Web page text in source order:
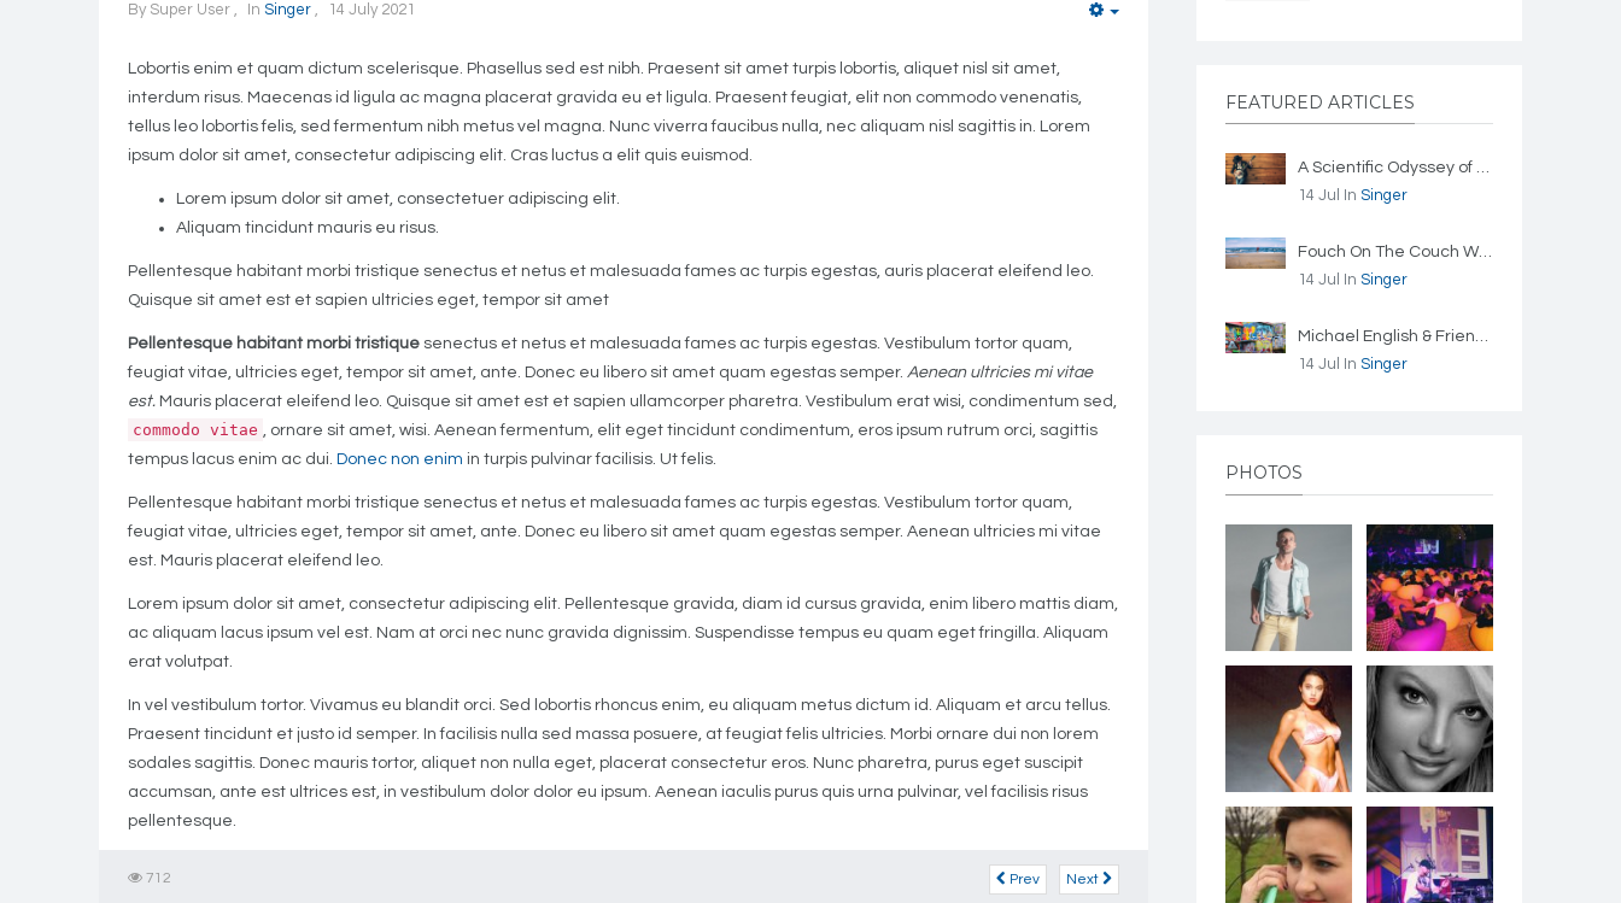
By Super User In Singer
14 July 2021
Lobortis enim et quam dictum scelerisque. Phasellus sed est nibh. Praesent sit amet turpis lobortis, aliquet nisl sit amet,
interdum risus. Maecenas id ligula ac magna placerat gravida eu et ligula. Praesent feugiat, elit non commodo venenatis,
tellus leo lobortis felis, sed fermentum nibh metus vel magna. Nunc viverra faucibus nulla, nec aliquam nisl sagittis in. Lorem
ipsum dolor sit amet, consectetur adipiscing elit. Cras luctus a elit quis euismod.
Lorem ipsum dolor sit amet, consectetuer adipiscing elit.
Aliquam tincidunt mauris eu risus.
Pellentesque habitant morbi tristique senectus et netus et malesuada fames ac turpis egestas, auris placerat eleifend leo.
Quisque sit amet est et sapien ultricies eget, tempor sit amet
Pellentesque habitant morbi tristique senectus et netus et malesuada fames ac turpis egestas. Vestibulum tortor quam,
feugiat vitae, ultricies eget, tempor sit amet, ante. Donec eu libero sit amet quam egestas semper. Aenean ultricies mi vitae
est. Mauris placerat eleifend leo. Quisque sit amet est et sapien ullamcorper pharetra. Vestibulum erat wisi, condimentum sed,
commodo vitae , ornare sit amet, wisi. Aenean fermentum, elit eget tincidunt condimentum, eros ipsum rutrum orci, sagittis
tempus lacus enim ac dui. Donec non enim in turpis pulvinar facilisis. Ut felis.
Pellentesque habitant morbi tristique senectus et netus et malesuada fames ac turpis egestas. Vestibulum tortor quam,
feugiat vitae, ultricies eget, tempor sit amet, ante. Donec eu libero sit amet quam egestas semper. Aenean ultricies mi vitae
est. Mauris placerat eleifend leo.
Lorem ipsum dolor sit amet, consectetur adipiscing elit. Pellentesque gravida, diam id cursus gravida, enim libero mattis diam,
ac aliquam lacus ipsum vel est. Nam at orci nec nunc gravida dignissim. Suspendisse tempus eu quam eget fringilla. Aliquam
erat volutpat.
In vel vestibulum tortor. Vivamus eu blandit orci. Sed lobortis rhoncus enim, eu aliquam metus dictum id. Aliquam et arcu tellus.
Praesent tincidunt et justo id semper. In facilisis nulla sed massa posuere, at feugiat felis ultricies. Morbi ornare dui non lorem
sodales sagittis. Donec mauris tortor, aliquet non nulla eget, placerat consectetur eros. Nunc pharetra, purus eget suscipit
accumsan, ante est ultrices est, in vestibulum dolor dolor eu ipsum. Aenean iaculis purus quis urna pulvinar, vel facilisis risus
pellentesque.
712 Prev Next
FEATURED ARTICLES
A Scientific Odyssey of Sound by Trevor Cox
14 Jul
In Singer
Fouch On The Couch With Ernie Haase
14 Jul
In Singer
Michael English & Friends Practice At Recent Concert
14 Jul
In Singer
PHOTOS